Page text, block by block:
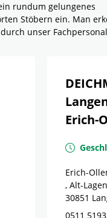
rundum gelungenes
Stöbern ein. Man
unser
Erich-
Erich-
, Alt-
30851
0511